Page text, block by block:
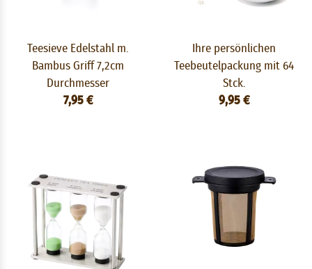
Teesieve Edelstahl m.
Bambus Griff 7,2cm
Durchmesser
7,95 €
Ihre persönlichen
Teebeutelpackung mit 64
Stck.
9,95 €